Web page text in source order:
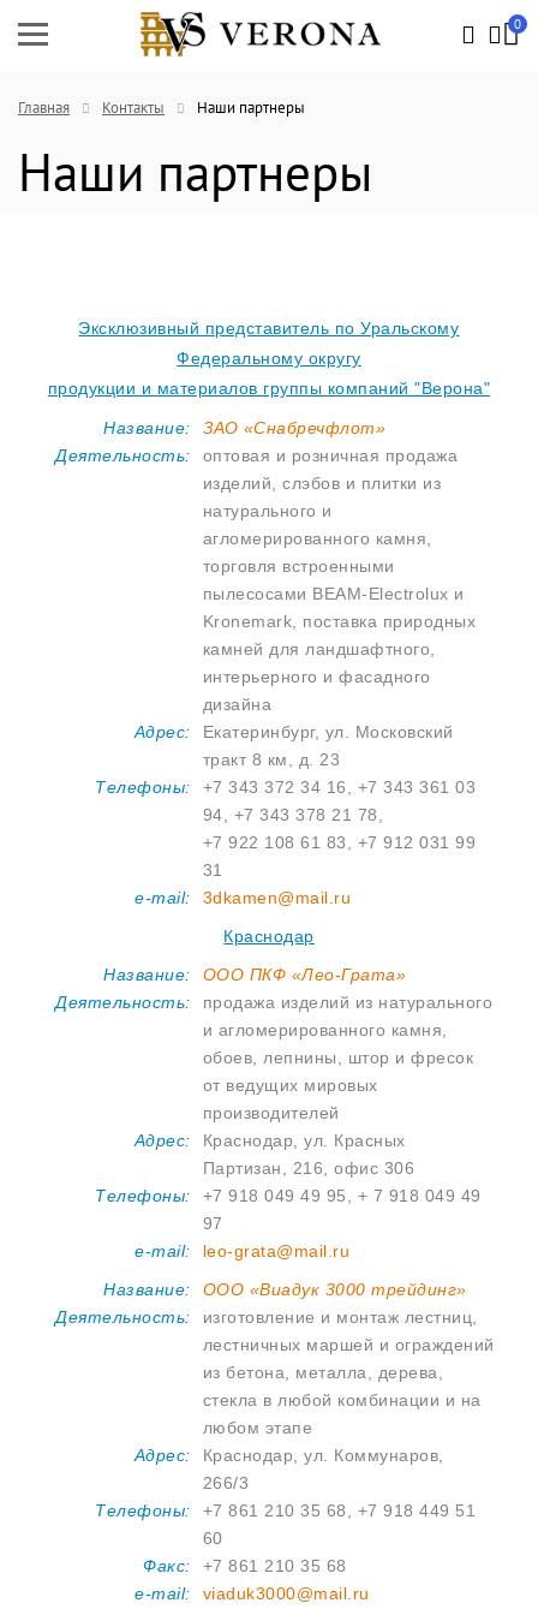
0
Главная Контакты Наши партнеры
Наши партнеры
Эксклюзивный представитель по Уральскому
Федеральному округу
продукции и материалов группы компаний "Верона"
Название:
ЗАО «Снабречфлот»
Деятельность:
оптовая и розничная продажа
изделий, слэбов и плитки из
натурального и
агломерированного камня,
торговля встроенными
пылесосами BEAM-Electrolux и
Kronemark, поставка природных
камней для ландшафтного,
интерьерного и фасадного
дизайна
Адрес:
Екатеринбург, ул. Московский
тракт 8 км, д. 23
Телефоны:
+7 343 372 34 16, +7 343 361 03
94, +7 343 378 21 78,
+7 922 108 61 83, +7 912 031 99
31
e-mail:
3dkamen@mail.ru
Краснодар
Название:
ООО ПКФ «Лео-Грата»
Деятельность:
продажа изделий из натурального
и агломерированного камня,
обоев, лепнины, штор и фресок
от ведущих мировых
производителей
Адрес:
Краснодар, ул. Красных
Партизан, 216, офис 306
Телефоны:
+7 918 049 49 95, + 7 918 049 49
97
e-mail:
leo-grata@mail.ru
Название:
ООО «Виадук 3000 трейдинг»
Деятельность:
изготовление и монтаж лестниц,
лестничных маршей и ограждений
из бетона, металла, дерева,
стекла в любой комбинации и на
любом этапе
Адрес:
Краснодар, ул. Коммунаров,
266/3
Телефоны:
+7 861 210 35 68, +7 918 449 51
60
Факс:
+7 861 210 35 68
e-mail:
viaduk3000@mail.ru